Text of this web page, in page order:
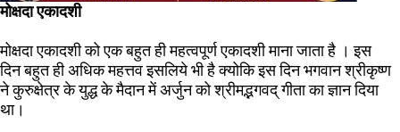
मोक्षदा एकादशी
मोक्षदा एकादशी को एक बहुत ही महत्वपूर्ण एकादशी माना जाता है । इस
दिन बहुत ही अधिक महत्तव इसलिये भी है क्योकि इस दिन भगवान श्रीकृष्ण
ने कुरुक्षेत्र के युद्ध के मैदान में अर्जुन को श्रीमद्भगवद् गीता का ज्ञान दिया
था।